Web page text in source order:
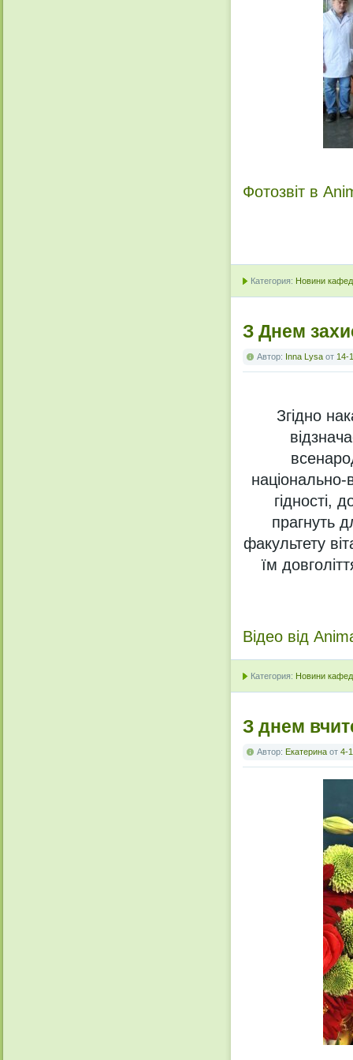
Фотозвіт в
Категория: Новини
З Днем
Автор: Inna Lysa от 14-
Згідно
національно-
гідності,
прагнуть
факультету
їм
Відео від
Категория: Новини
З днем
Автор: Екатерина от 4-